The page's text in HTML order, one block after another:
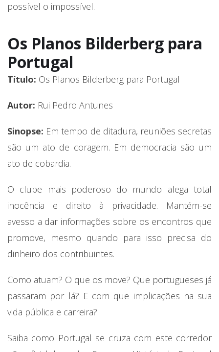
possível o impossível.
Os Planos Bilderberg para
Portugal
Título: Os Planos Bilderberg para Portugal
Autor: Rui Pedro Antunes
Sinopse: Em tempo de ditadura, reuniões secretas
são um ato de coragem. Em democracia são um
ato de cobardia.
O clube mais poderoso do mundo alega total
inocência e direito à privacidade. Mantém-se
avesso a dar informações sobre os encontros que
promove, mesmo quando para isso precisa do
dinheiro dos contribuintes.
Como atuam? O que os move? Que portugueses já
passaram por lá? E com que implicações na sua
vida pública e carreira?
Saiba como Portugal se cruza com este corredor